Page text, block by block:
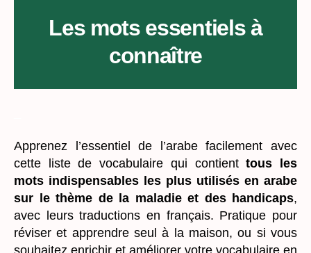
Les mots essentiels à
connaître
Apprenez l’essentiel de l’arabe facilement avec
cette liste de vocabulaire qui contienttous les
mots indispensables les plus utilisés en arabe
sur le thème de la maladie et des handicaps,
avec leurs traductions en français. Pratique pour
réviser et apprendre seul à la maison, ou si vous
souhaitez enrichir et améliorer votre vocabulaire en